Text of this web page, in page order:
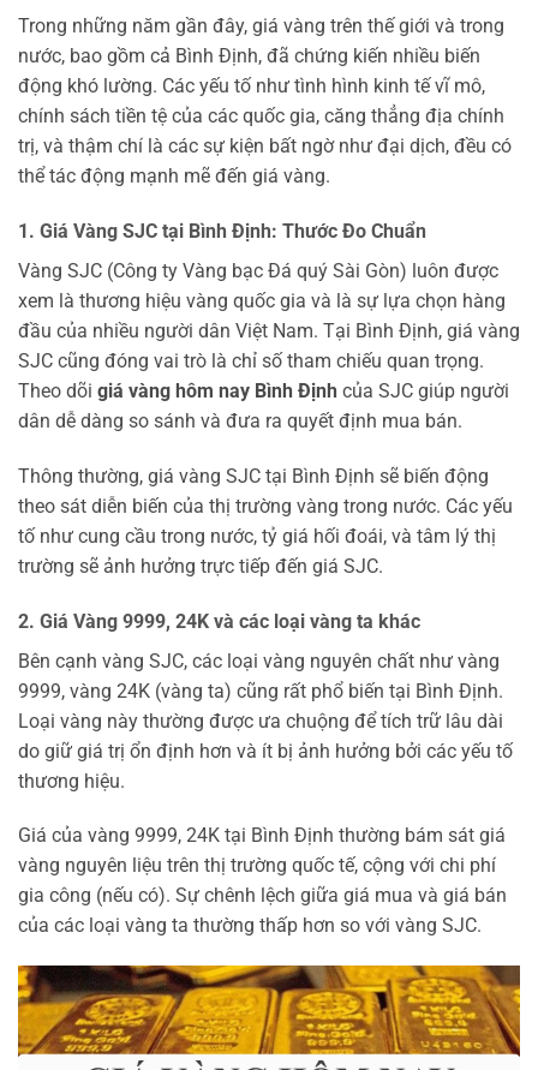
Trong những năm gần đây, giá vàng trên thế giới và trong
nước, bao gồm cả Bình Định, đã chứng kiến nhiều biến
động khó lường. Các yếu tố như tình hình kinh tế vĩ mô,
chính sách tiền tệ của các quốc gia, căng thẳng địa chính
trị, và thậm chí là các sự kiện bất ngờ như đại dịch, đều có
thể tác động mạnh mẽ đến giá vàng.
1. Giá Vàng SJC tại Bình Định: Thước Đo Chuẩn
Vàng SJC (Công ty Vàng bạc Đá quý Sài Gòn) luôn được
xem là thương hiệu vàng quốc gia và là sự lựa chọn hàng
đầu của nhiều người dân Việt Nam. Tại Bình Định, giá vàng
SJC cũng đóng vai trò là chỉ số tham chiếu quan trọng.
Theo dõi giá vàng hôm nay Bình Định của SJC giúp người
dân dễ dàng so sánh và đưa ra quyết định mua bán.
Thông thường, giá vàng SJC tại Bình Định sẽ biến động
theo sát diễn biến của thị trường vàng trong nước. Các yếu
tố như cung cầu trong nước, tỷ giá hối đoái, và tâm lý thị
trường sẽ ảnh hưởng trực tiếp đến giá SJC.
2. Giá Vàng 9999, 24K và các loại vàng ta khác
Bên cạnh vàng SJC, các loại vàng nguyên chất như vàng
9999, vàng 24K (vàng ta) cũng rất phổ biến tại Bình Định.
Loại vàng này thường được ưa chuộng để tích trữ lâu dài
do giữ giá trị ổn định hơn và ít bị ảnh hưởng bởi các yếu tố
thương hiệu.
Giá của vàng 9999, 24K tại Bình Định thường bám sát giá
vàng nguyên liệu trên thị trường quốc tế, cộng với chi phí
gia công (nếu có). Sự chênh lệch giữa giá mua và giá bán
của các loại vàng ta thường thấp hơn so với vàng SJC.